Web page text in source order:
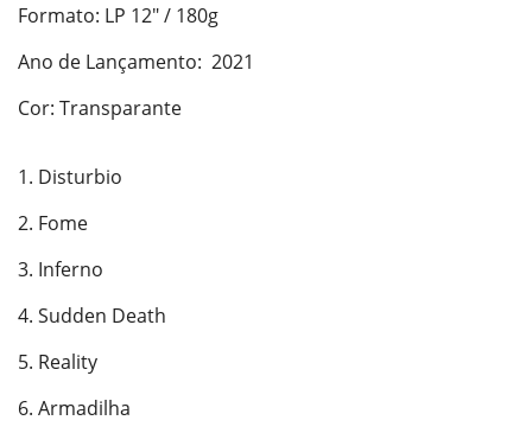
Formato: LP 12" / 180g
Ano de Lançamento: 2021
Cor: Transparante
1. Disturbio
2. Fome
3. Inferno
4. Sudden Death
5. Reality
6. Armadilha